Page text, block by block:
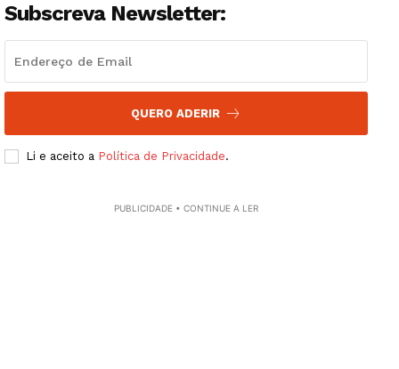
Subscreva Newsletter:
QUERO ADERIR
Li e aceito a Política de Privacidade.
PUBLICIDADE • CONTINUE A LER